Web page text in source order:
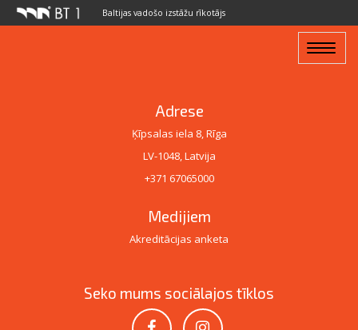
Baltijas vadošo izstāžu rīkotājs
Toggle
Adrese
Ķīpsalas iela 8, Rīga
LV-1048, Latvija
+371 67065000
Medijiem
Akreditācijas anketa
Seko mums sociālajos tīklos